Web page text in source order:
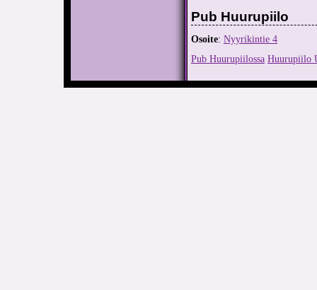
Pub Huurupiilo
Osoite: Nyyrikintie 4
Pub Huurupiilossa Huurupiilo